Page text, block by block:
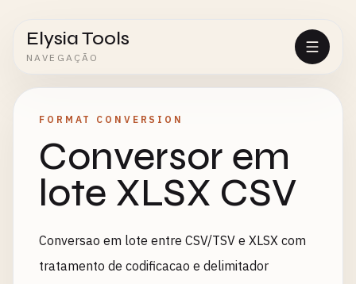
Elysia Tools
NAVEGAÇÃO
FORMAT CONVERSION
Conversor em
lote XLSX CSV
Conversao em lote entre CSV/TSV e XLSX com
tratamento de codificacao e delimitador